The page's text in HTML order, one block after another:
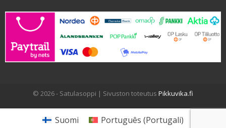
© 2026 - Satulasoppi | Sivuston toteutus Pikkuvika.fi
Suomi Português (Portugali)